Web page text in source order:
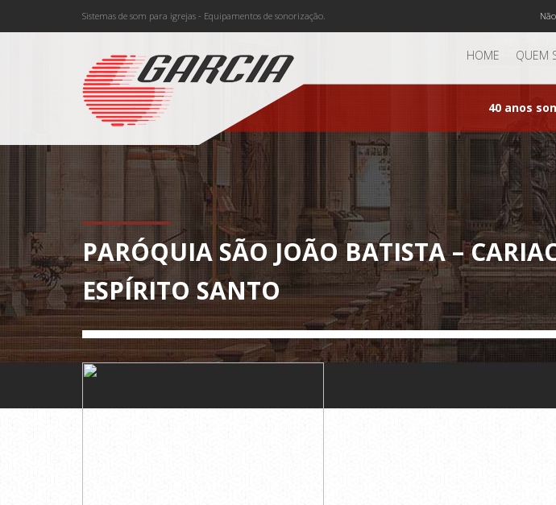
Sistemas de som para igrejas - Equipamentos de sonorização.
HOME QUEM
40 anos
PARÓQUIA SÃO JOÃO BATISTA –
ESPÍRITO SANTO